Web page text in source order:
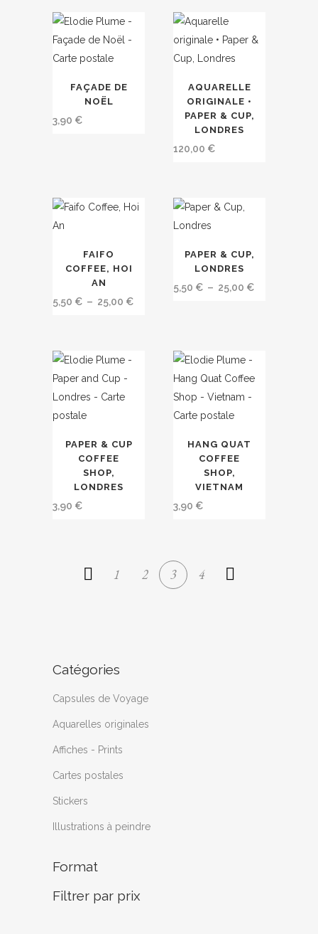
Catégories
Capsules de Voyage
Aquarelles originales
Affiches - Prints
Cartes postales
Stickers
Illustrations à peindre
Format
Filtrer par prix
FAÇADE DE
NOËL
3,90 €
AQUARELLE
ORIGINALE •
PAPER & CUP,
LONDRES
120,00 €
plusieurs
options
peuvent
être
choisies
produit
FAIFO
COFFEE, HOI
AN
5,50 € – 25,00 €Plage
options
peuvent
être
choisies
produit
PAPER & CUP,
LONDRES
5,50 € – 25,00 €Plage
25,00 €
PAPER & CUP
COFFEE
SHOP,
LONDRES
3,90 €
HANG QUAT
COFFEE
SHOP,
VIETNAM
3,90 €
1 2 3 4